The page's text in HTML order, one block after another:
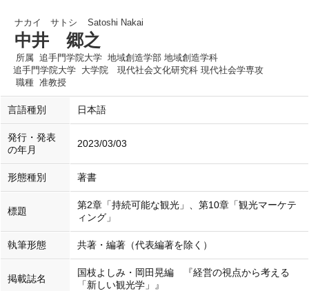
ナカイ サトシ Satoshi Nakai
中井 郷之
所属 追手門学院大学 地域創造学部 地域創造学科
追手門学院大学 大学院 現代社会文化研究科 現代社会学専攻
職種 准教授
言語種別 日本語
発行・発表
の年月
2023/03/03
形態種別 著書
標題
第2章「持続可能な観光」、第10章「観光マーケテ
ィング」
執筆形態 共著・編著（代表編著を除く）
掲載誌名
国枝よしみ・岡田晃編 『経営の視点から考える
「新しい観光学」』